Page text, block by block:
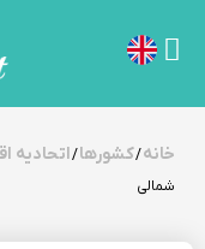
خانه/کشورها/اتحادیه
شمالی